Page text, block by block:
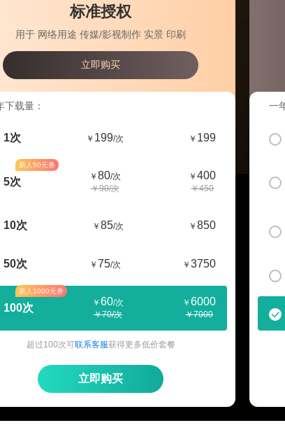
标准授权
用于 网络用途 传媒/影视制作 实景 印刷
立即购买
下载量：
1次 ￥ 199/次 ￥ 199
5次 ￥ 80/次
￥90/次
￥400
￥450
新人50元券
10次 ￥ 85/次 ￥850
50次 ￥ 75/次 ￥3750
100次 ￥ 60/次
￥70/次
￥6000
￥7000
新人1000元券
超过100次可联系客服获得更多低价套餐
立即购买
一